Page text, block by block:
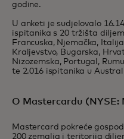
godine.
U anketi je sudjelovalo
ispitanika s 20 tržišta
Francuska, Njemačka,
Kraljevstvo, Bugarska,
Nizozemska, Portugal,
te 2.016 ispitanika u
O Mastercardu (NYSE:
Mastercard pokreće
200 zemalja i teritorija